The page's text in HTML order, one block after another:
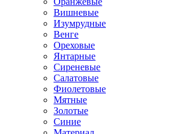
Вишневые
Изумрудные
Венге
Ореховые
Янтарные
Сиреневые
Салатовые
Фиолетовые
Мятные
Золотые
Синие